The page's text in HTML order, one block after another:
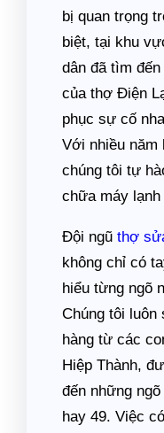
bị quan trọng
biệt, tại khu
dân đã tìm
của thợ Điện
phục sự cố
Với nhiều năm
chúng tôi tự
chữa máy
Đội ngũ thợ
không chỉ có
hiểu từng ngõ
Chúng tôi luôn
hàng từ các
Hiệp Thành,
đến những
hay 49. Việc